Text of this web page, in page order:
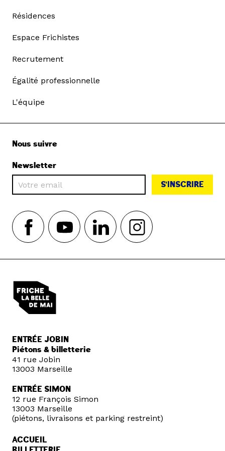
Résidences
Espace Frichistes
Recrutement
Égalité professionnelle
L'équipe
Nous suivre
Newsletter
S'INSCRIRE
ENTRÉE JOBIN
Piétons & billetterie
41 rue Jobin
13003 Marseille
ENTRÉE SIMON
12 rue François Simon
13003 Marseille
(piétons, livraisons et parking restreint)
ACCUEIL